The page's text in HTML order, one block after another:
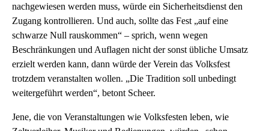
nachgewiesen werden muss, würde ein Sicherheitsdienst den
Zugang kontrollieren. Und auch, sollte das Fest „auf eine
schwarze Null rauskommen“ – sprich, wenn wegen
Beschränkungen und Auflagen nicht der sonst übliche Umsatz
erzielt werden kann, dann würde der Verein das Volksfest
trotzdem veranstalten wollen. „Die Tradition soll unbedingt
weitergeführt werden“, betont Scheer.
Jene, die von Veranstaltungen wie Volksfesten leben, wie